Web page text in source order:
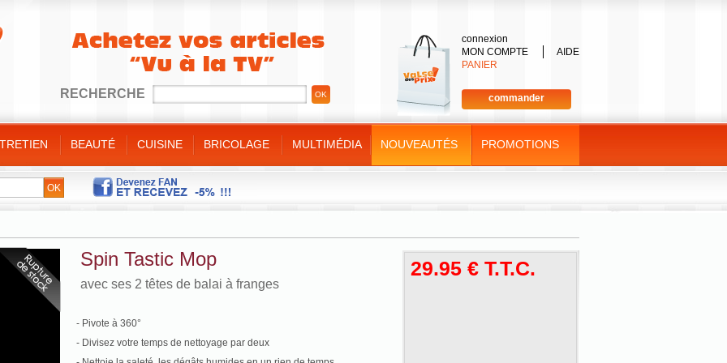
AIDE
MON COMPTE
connexion
PANIER
commander
divers
BEAUTÉ
Pieds
et bijoux
CUISINE
sauteuses
de cuisine
silicone
bambou
BRICOLAGE
Bricolage
MULTIMÉDIA NOUVEAUTÉS PROMOTIONS
RECHERCHE
Spin Tastic Mop
avec ses 2 têtes de balai à franges
29.95 € T.T.C.
- Pivote à 360°
- Divisez votre temps de nettoyage par deux